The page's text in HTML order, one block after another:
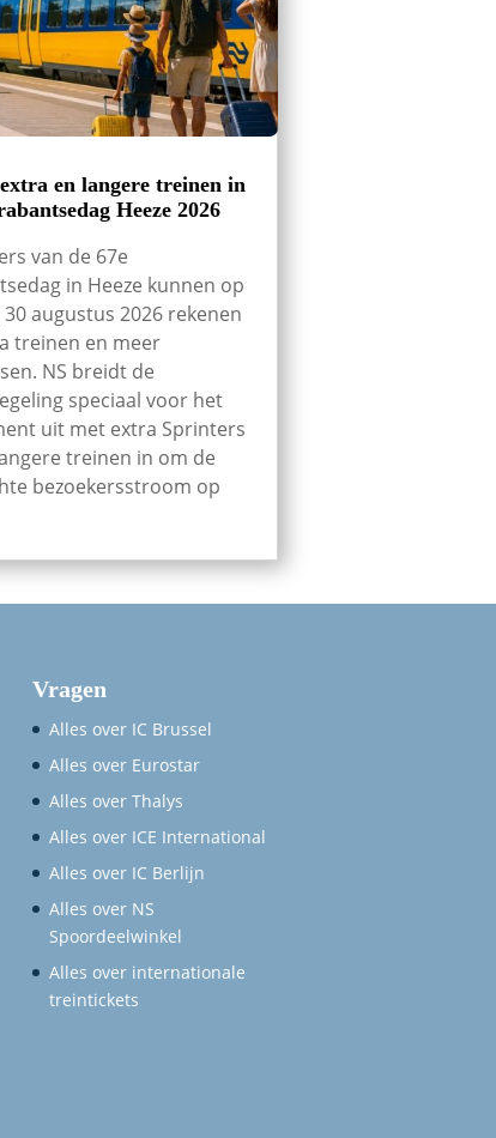
en langere treinen in
Heeze 2026
van de 67e
in Heeze kunnen op
augustus 2026 rekenen
treinen en meer
NS breidt de
speciaal voor het
uit met extra Sprinters
treinen in om de
bezoekersstroom op
Vragen
Alles over IC Brussel
Alles over Eurostar
Alles over Thalys
Alles over ICE International
Alles over IC Berlijn
Alles over NS
Spoordeelwinkel
Alles over internationale
treintickets